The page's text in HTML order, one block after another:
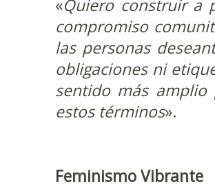
«Quiero construir a
compromiso
las personas
obligaciones ni
sentido más
estos términos».
Feminismo Vibrante